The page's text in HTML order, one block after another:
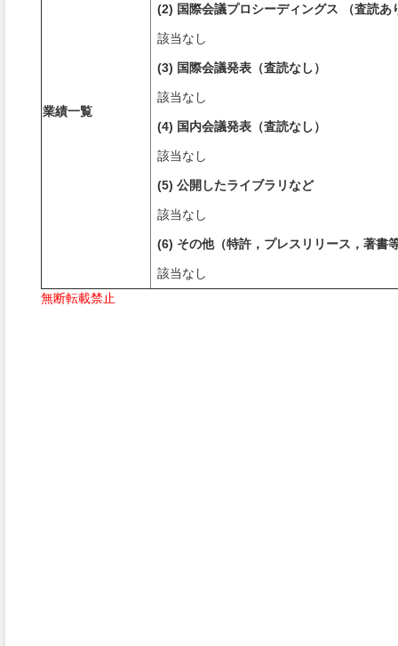
業績一覧
(2) 国際会議プロシーディングス （査読あ
該当なし
(3) 国際会議発表（査読なし）
該当なし
(4) 国内会議発表（査読なし）
該当なし
(5) 公開したライブラリなど
該当なし
(6) その他（特許，プレスリリース，著書
該当なし
無断転載禁止